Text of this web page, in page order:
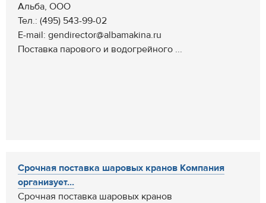
Альба, ООО
Тел.: (495) 543-99-02
E-mail: gendirector@albamakina.ru
Поставка парового и водогрейного ...
Срочная поставка шаровых кранов Компания
организует...
Срочная поставка шаровых кранов